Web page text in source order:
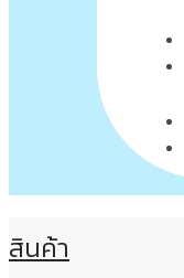
สินค้า